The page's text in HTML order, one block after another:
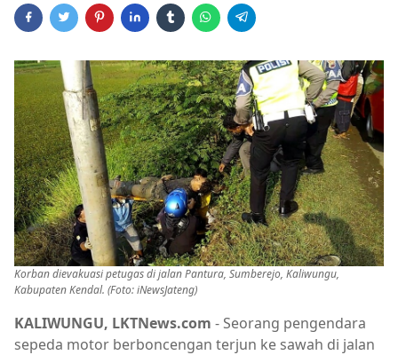
Korban dievakuasi petugas di jalan Pantura, Sumberejo, Kaliwungu,
Kabupaten Kendal. (Foto: iNewsJateng)
KALIWUNGU, LKTNews.com - Seorang pengendara
sepeda motor berboncengan terjun ke sawah di jalan